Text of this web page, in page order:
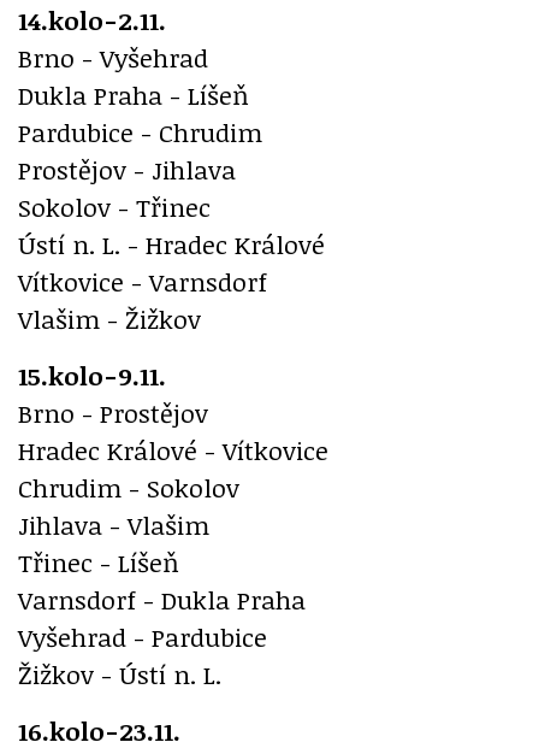
14.kolo-2.11.
Brno - Vyšehrad
Dukla Praha - Líšeň
Pardubice - Chrudim
Prostějov - Jihlava
Sokolov - Třinec
Ústí n. L. - Hradec Králové
Vítkovice - Varnsdorf
Vlašim - Žižkov
15.kolo-9.11.
Brno - Prostějov
Hradec Králové - Vítkovice
Chrudim - Sokolov
Jihlava - Vlašim
Třinec - Líšeň
Varnsdorf - Dukla Praha
Vyšehrad - Pardubice
Žižkov - Ústí n. L.
16.kolo-23.11.